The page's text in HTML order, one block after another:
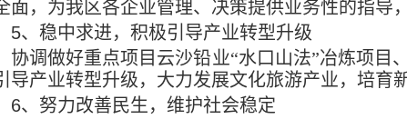
面，为我区各企业管理、决策提供业务性的指导
5、稳中求进，积极引导产业转型升级
协调做好重点项目云沙铅业“水口山法”冶炼项目
导产业转型升级，大力发展文化旅游产业，培育
6、努力改善民生，维护社会稳定